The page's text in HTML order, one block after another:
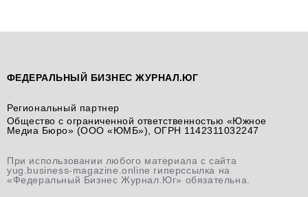
ФЕДЕРАЛЬНЫЙ БИЗНЕС ЖУРНАЛ.ЮГ
Региональный партнер
Общество с ограниченной ответственностью «Южное
Медиа Бюро» (ООО «ЮМБ»), ОГРН 1142311032247
При использовании любого материала с сайта
yug.business-magazine.online гиперссылка на
«Федеральный Бизнес Журнал.Юг» обязательна.